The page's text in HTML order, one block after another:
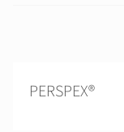
PERSPEX®